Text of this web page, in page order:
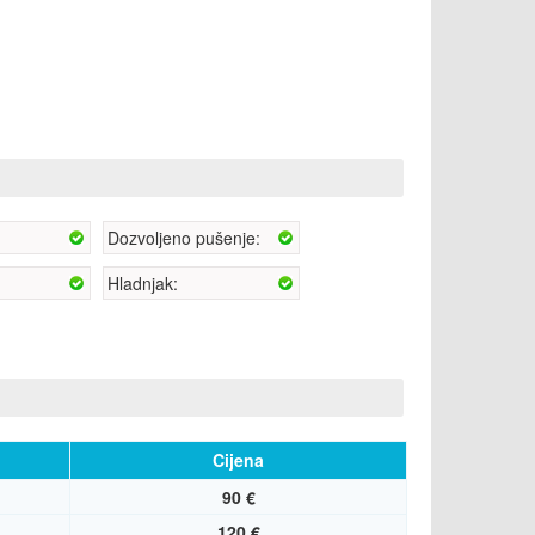
Dozvoljeno pušenje:
Hladnjak:
Cijena
90 €